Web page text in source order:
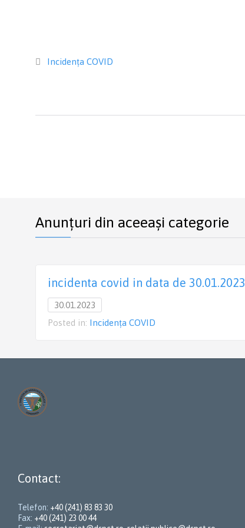
 Category
Incidența COVID
Anunțuri din aceeași categorie
incidenta covid in data de 30.01.2023
30.01.2023
Posted in: Incidența COVID
Contact:
Telefon: +40 (241) 83 83 30
Fax: +40 (241) 23 00 44